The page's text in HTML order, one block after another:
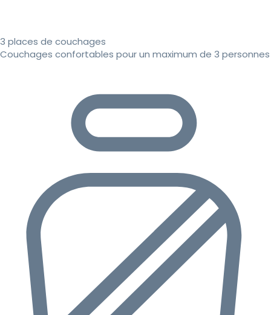
3 places de couchages
Couchages confortables pour un maximum de 3 personnes